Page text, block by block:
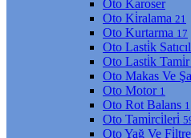
Oto Karoser
Oto Ki̇ralama 21
Oto Kurtarma 17
Oto Lasti̇k
Oto Lasti̇k
Oto Makas Ve
Oto Motor 1
Oto Rot Balans 1
Oto Tami̇rci̇leri̇
Oto Yağ Ve Fi̇ltre